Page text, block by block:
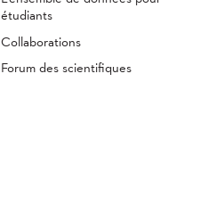
étudiants
Collaborations
Forum des scientifiques